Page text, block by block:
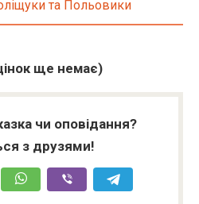
та Польовики
ще немає)
чи оповідання?
з друзями!